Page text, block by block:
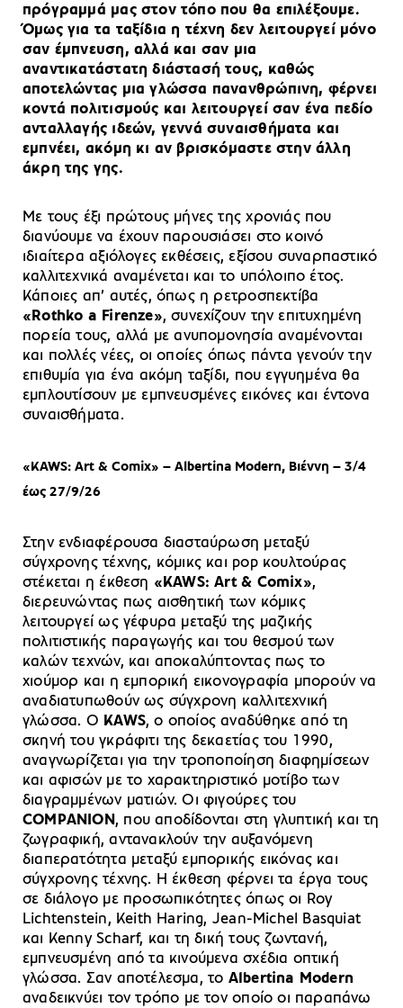
πρόγραμμά μας στον τόπο που θα επιλέξουμε.
Όμως για τα ταξίδια η τέχνη δεν λειτουργεί μόνο
σαν έμπνευση, αλλά και σαν μια
αναντικατάστατη διάστασή τους, καθώς
αποτελώντας μια γλώσσα πανανθρώπινη, φέρνει
κοντά πολιτισμούς και λειτουργεί σαν ένα πεδίο
ανταλλαγής ιδεών, γεννά συναισθήματα και
εμπνέει, ακόμη κι αν βρισκόμαστε στην άλλη
άκρη της γης.
Με τους έξι πρώτους μήνες της χρονιάς που
διανύουμε να έχουν παρουσιάσει στο κοινό
ιδιαίτερα αξιόλογες εκθέσεις, εξίσου συναρπαστικό
καλλιτεχνικά αναμένεται και το υπόλοιπο έτος.
Κάποιες απ’ αυτές, όπως η ρετροσπεκτίβα
«Rothko a Firenze», συνεχίζουν την επιτυχημένη
πορεία τους, αλλά με ανυπομονησία αναμένονται
και πολλές νέες, οι οποίες όπως πάντα γενούν την
επιθυμία για ένα ακόμη ταξίδι, που εγγυημένα θα
εμπλουτίσουν με εμπνευσμένες εικόνες και έντονα
συναισθήματα.
«KAWS: Art & Comix» – Albertina Modern, Βιέννη – 3/4
έως 27/9/26
Στην ενδιαφέρουσα διασταύρωση μεταξύ
σύγχρονης τέχνης, κόμικς και pop κουλτούρας
στέκεται η έκθεση «KAWS: Art & Comix»,
διερευνώντας πως αισθητική των κόμικς
λειτουργεί ως γέφυρα μεταξύ της μαζικής
πολιτιστικής παραγωγής και του θεσμού των
καλών τεχνών, και αποκαλύπτοντας πως το
χιούμορ και η εμπορική εικονογραφία μπορούν να
αναδιατυπωθούν ως σύγχρονη καλλιτεχνική
γλώσσα. Ο KAWS, ο οποίος αναδύθηκε από τη
σκηνή του γκράφιτι της δεκαετίας του 1990,
αναγνωρίζεται για την τροποποίηση διαφημίσεων
και αφισών με το χαρακτηριστικό μοτίβο των
διαγραμμένων ματιών. Οι φιγούρες του
COMPANION , που αποδίδονται στη γλυπτική και τη
ζωγραφική, αντανακλούν την αυξανόμενη
διαπερατότητα μεταξύ εμπορικής εικόνας και
σύγχρονης τέχνης. Η έκθεση φέρνει τα έργα τους
σε διάλογο με προσωπικότητες όπως οι Roy
Lichtenstein, Keith Haring, Jean-Michel Basquiat
και Kenny Scharf, και τη δική τους ζωντανή,
εμπνευσμένη από τα κινούμενα σχέδια οπτική
γλώσσα. Σαν αποτέλεσμα, το Albertina Modern
αναδεικνύει τον τρόπο με τον οποίο οι παραπάνω